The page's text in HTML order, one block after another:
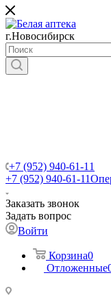
г.Новосибирск
+7 (952) 940-61-11
+7 (952) 940-61-11
Заказать звонок
Задать вопрос
Войти
Корзина0
Отложенные